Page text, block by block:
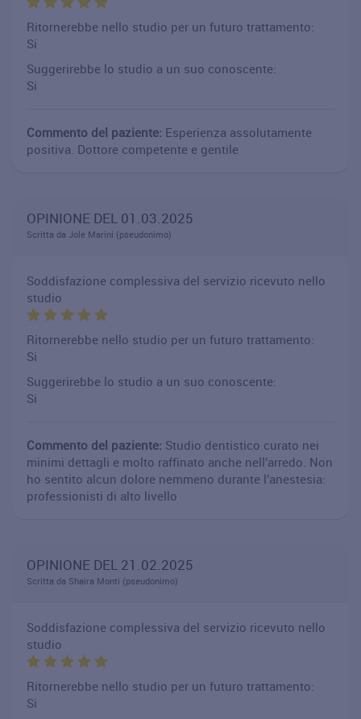
Ritornerebbe nello studio per un futuro trattamento:
Si
Suggerirebbe lo studio a un suo conoscente:
Si
Commento del paziente: Esperienza assolutamente
positiva. Dottore competente e gentile
OPINIONE DEL 01.03.2025
Scritta da Jole Marini (pseudonimo)
Soddisfazione complessiva del servizio ricevuto nello
studio
Ritornerebbe nello studio per un futuro trattamento:
Si
Suggerirebbe lo studio a un suo conoscente:
Si
Commento del paziente: Studio dentistico curato nei
minimi dettagli e molto raffinato anche nell’arredo. Non
ho sentito alcun dolore nemmeno durante l’anestesia:
professionisti di alto livello
OPINIONE DEL 21.02.2025
Scritta da Shaira Monti (pseudonimo)
Soddisfazione complessiva del servizio ricevuto nello
studio
Ritornerebbe nello studio per un futuro trattamento:
Si